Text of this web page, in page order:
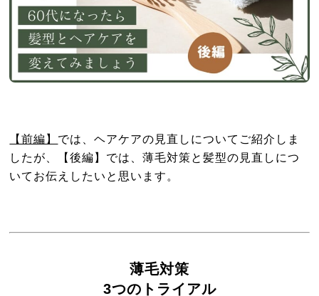
【前編】 では、ヘアケアの見直しについてご紹介しま
したが、【後編】では、薄毛対策と髪型の見直しにつ
いてお伝えしたいと思います。
薄毛対策
3つのトライアル